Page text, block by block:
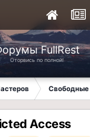
FullRest
Оторвись по полной!
Свободные
Access